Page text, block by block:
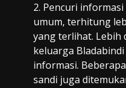
Pencuri
umum, terhitung
yang terlihat. Lebih
keluarga
informasi.
sandi juga